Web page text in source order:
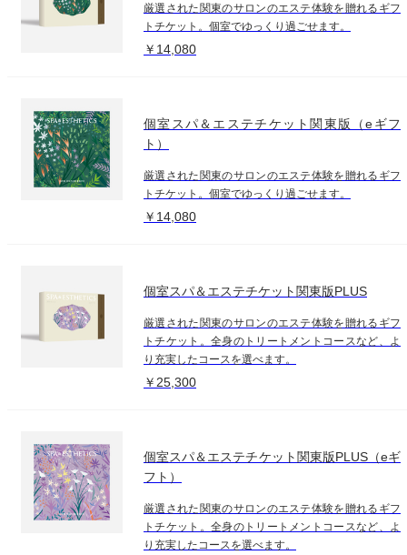
厳選された関東のサロンのエステ体験を贈れるギフ
トチケット。個室でゆっくり過ごせます。
￥14,080
個室スパ＆エステチケット関東版（eギフ
ト）
厳選された関東のサロンのエステ体験を贈れるギフ
トチケット。個室でゆっくり過ごせます。
￥14,080
個室スパ＆エステチケット関東版PLUS
厳選された関東のサロンのエステ体験を贈れるギフ
トチケット。全身のトリートメントコースなど、よ
り充実したコースを選べます。
￥25,300
個室スパ＆エステチケット関東版PLUS（eギ
フト）
厳選された関東のサロンのエステ体験を贈れるギフ
トチケット。全身のトリートメントコースなど、よ
り充実したコースを選べます。